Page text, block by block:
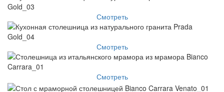
Смотреть
Смотреть
Смотреть